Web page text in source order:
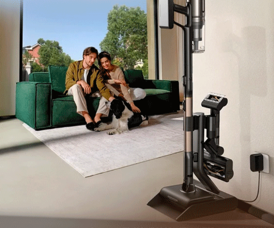
Обзор вертикального пылесоса Dreame Z40 AquaCycle
Pro: гибкий подход к уборке